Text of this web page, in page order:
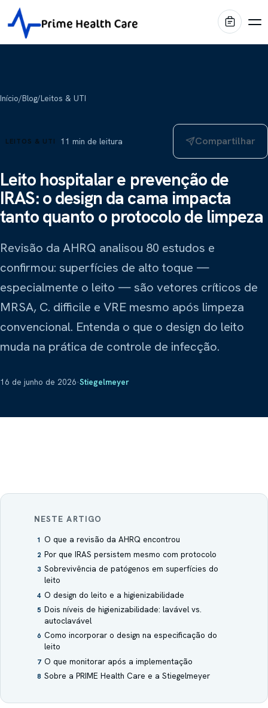
Produtos
Internação & Home Care
Conforto & Mobiliário
Conservação & Infraestrutura
Blue Health
Explorar
Prime Intelligence
Stiegelmeyer
Leitos hospitalares
Biotecno
Refrigeração científica
Poltronas hospitalares
Mamute
Lavanderia industrial
Pisos hospitalares
Blog
Sobre Nós
Atas de Registro de Preços
Compartilhar este site
Início/Blog/Leitos & UTI
LEITOS & UTI 11 min de leitura Compartilhar
Leito hospitalar e prevenção de
IRAS: o design da cama impacta
tanto quanto o protocolo de limpeza
Revisão da AHRQ analisou 80 estudos e
confirmou: superfícies de alto toque —
especialmente o leito — são vetores críticos de
MRSA, C. difficile e VRE mesmo após limpeza
convencional. Entenda o que o design do leito
muda na prática de controle de infecção.
16 de junho de 2026·Stiegelmeyer
NESTE ARTIGO
1 O que a revisão da AHRQ encontrou
2 Por que IRAS persistem mesmo com protocolo
3 Sobrevivência de patógenos em superfícies do
leito
4 O design do leito e a higienizabilidade
5 Dois níveis de higienizabilidade: lavável vs.
autoclavável
6 Como incorporar o design na especificação do
leito
7 O que monitorar após a implementação
8 Sobre a PRIME Health Care e a Stiegelmeyer